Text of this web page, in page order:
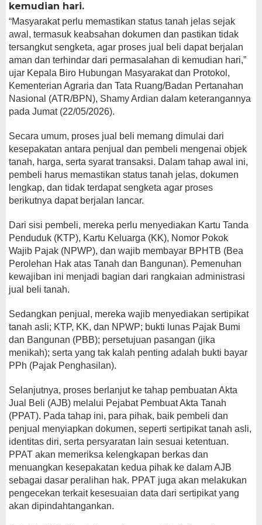
kemudian hari.
“Masyarakat perlu memastikan status tanah jelas sejak
awal, termasuk keabsahan dokumen dan pastikan tidak
tersangkut sengketa, agar proses jual beli dapat berjalan
aman dan terhindar dari permasalahan di kemudian hari,”
ujar Kepala Biro Hubungan Masyarakat dan Protokol,
Kementerian Agraria dan Tata Ruang/Badan Pertanahan
Nasional (ATR/BPN), Shamy Ardian dalam keterangannya
pada Jumat (22/05/2026).
Secara umum, proses jual beli memang dimulai dari
kesepakatan antara penjual dan pembeli mengenai objek
tanah, harga, serta syarat transaksi. Dalam tahap awal ini,
pembeli harus memastikan status tanah jelas, dokumen
lengkap, dan tidak terdapat sengketa agar proses
berikutnya dapat berjalan lancar.
Dari sisi pembeli, mereka perlu menyediakan Kartu Tanda
Penduduk (KTP), Kartu Keluarga (KK), Nomor Pokok
Wajib Pajak (NPWP), dan wajib membayar BPHTB (Bea
Perolehan Hak atas Tanah dan Bangunan). Pemenuhan
kewajiban ini menjadi bagian dari rangkaian administrasi
jual beli tanah.
Sedangkan penjual, mereka wajib menyediakan sertipikat
tanah asli; KTP, KK, dan NPWP; bukti lunas Pajak Bumi
dan Bangunan (PBB); persetujuan pasangan (jika
menikah); serta yang tak kalah penting adalah bukti bayar
PPh (Pajak Penghasilan).
Selanjutnya, proses berlanjut ke tahap pembuatan Akta
Jual Beli (AJB) melalui Pejabat Pembuat Akta Tanah
(PPAT). Pada tahap ini, para pihak, baik pembeli dan
penjual menyiapkan dokumen, seperti sertipikat tanah asli,
identitas diri, serta persyaratan lain sesuai ketentuan.
PPAT akan memeriksa kelengkapan berkas dan
menuangkan kesepakatan kedua pihak ke dalam AJB
sebagai dasar peralihan hak. PPAT juga akan melakukan
pengecekan terkait kesesuaian data dari sertipikat yang
akan dipindahtangankan.